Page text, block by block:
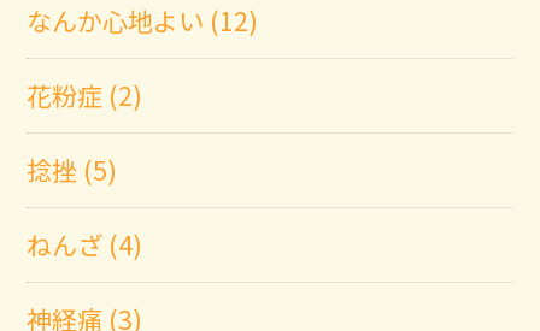
なんか心地よい (12)
花粉症 (2)
捻挫 (5)
ねんざ (4)
神経痛 (3)